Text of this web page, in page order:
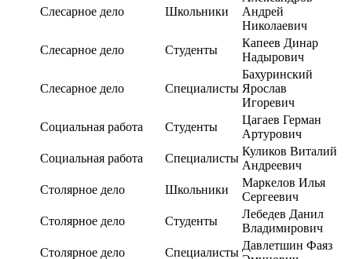
Слесарное дело Школьники
Андрей
Николаевич
Слесарное дело
Студенты
Капеев Динар
Надырович
Слесарное дело Специалисты
Бахуринский
Ярослав
Игоревич
Социальная работа
Студенты
Цагаев Герман
Артурович
Социальная работа
Специалисты
Куликов Виталий
Андреевич
Столярное дело
Школьники
Маркелов Илья
Сергеевич
Столярное дело
Студенты
Лебедев Данил
Владимирович
Столярное дело
Специалисты
Давлетшин Фаяз